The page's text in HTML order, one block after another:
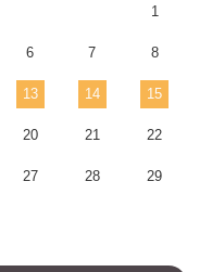
1
6 7 8
13 14 15
20 21 22
27 28 29